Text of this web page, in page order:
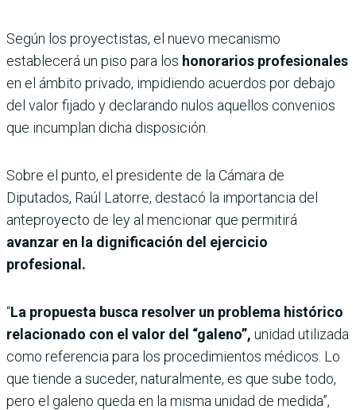
Según los proyectistas, el nuevo mecanismo
establecerá un piso para los honorarios profesionales
en el ámbito privado, impidiendo acuerdos por debajo
del valor fijado y declarando nulos aquellos convenios
que incumplan dicha disposición.
Sobre el punto, el presidente de la Cámara de
Diputados, Raúl Latorre, destacó la importancia del
anteproyecto de ley al mencionar que permitirá
avanzar en la dignificación del ejercicio
profesional.
“La propuesta busca resolver un problema histórico
relacionado con el valor del “galeno”, unidad utilizada
como referencia para los procedimientos médicos. Lo
que tiende a suceder, naturalmente, es que sube todo,
pero el galeno queda en la misma unidad de medida”,